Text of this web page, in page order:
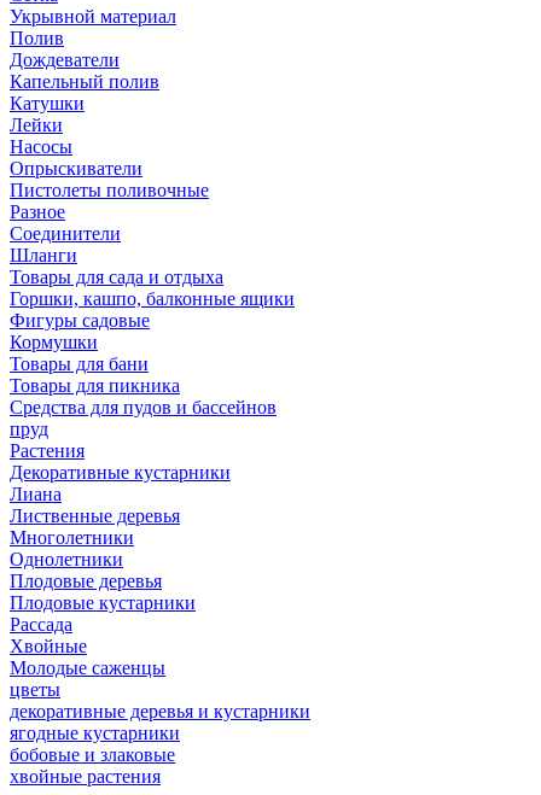
Укрывной материал
Полив
Дождеватели
Капельный полив
Катушки
Лейки
Насосы
Опрыскиватели
Пистолеты поливочные
Разное
Соединители
Шланги
Товары для сада и отдыха
Горшки, кашпо, балконные ящики
Фигуры садовые
Кормушки
Товары для бани
Товары для пикника
Средства для пудов и бассейнов
пруд
Растения
Декоративные кустарники
Лиана
Лиственные деревья
Многолетники
Однолетники
Плодовые деревья
Плодовые кустарники
Рассада
Хвойные
Молодые саженцы
цветы
декоративные деревья и кустарники
ягодные кустарники
бобовые и злаковые
хвойные растения